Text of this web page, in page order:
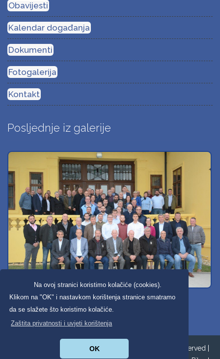
Na ovoj stranici koristimo kolačiće (cookies).
Klikom na "OK" i nastavkom korištenja stranice smatramo
da se slažete što koristimo kolačiće.
Zaštita privatnosti i uvjeti korištenja
OK
Obavijesti
Kalendar događanja
Dokumenti
Fotogalerija
Kontakt
Posljednje iz galerije
Svi dobravski košarkaši
Copyright ©2026. Općina Donja Dubrava All Rights Reserved |